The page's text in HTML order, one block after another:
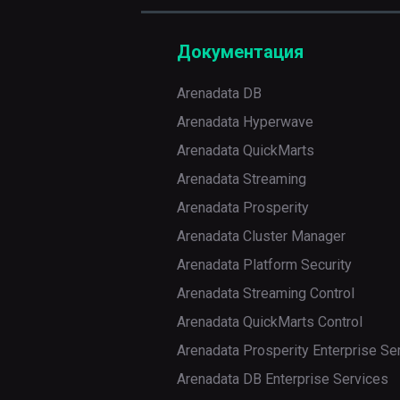
role
Документация
Arenadata DB
Arenadata Hyperwave
Arenadata QuickMarts
Arenadata Streaming
Arenadata Prosperity
Arenadata Cluster Manager
Arenadata Platform Security
Arenadata Streaming Control
Arenadata QuickMarts Control
Arenadata Prosperity Enterprise
Arenadata DB Enterprise Services